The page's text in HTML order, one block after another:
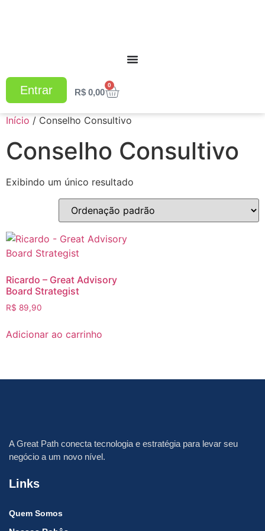
Entrar R$ 0,00
0
Início / Conselho Consultivo
Conselho Consultivo
Exibindo um único resultado
Ricardo – Great Advisory
Board Strategist
R$ 89,90
Adicionar ao carrinho
AGreat Path conecta tecnologia e estratégia para levar seu
negócio a um novo nível.
Links
Quem Somos